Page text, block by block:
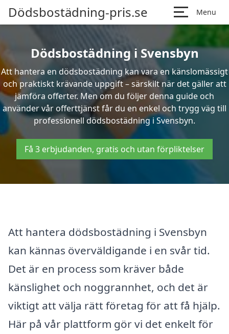
Dödsbostädning-pris.se Menu
Dödsbostädning i Svensbyn
Att hantera en dödsbostädning kan vara en känslomässigt
och praktiskt krävande uppgift – särskilt när det gäller att
jämföra offerter. Men om du följer denna guide och
använder vår offerttjänst får du en enkel och trygg väg till
professionell dödsbostädning i Svensbyn.
Få 3 erbjudanden, gratis och utan förpliktelser
Att hantera dödsbostädning i Svensbyn
kan kännas överväldigande i en svår tid.
Det är en process som kräver både
känslighet och noggrannhet, och det är
viktigt att välja rätt företag för att få hjälp.
Här på vår plattform gör vi det enkelt för